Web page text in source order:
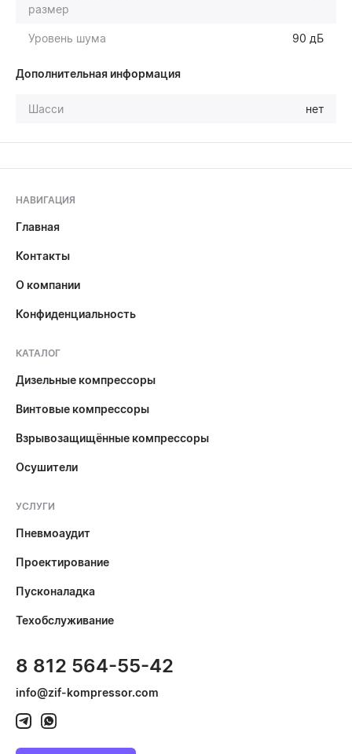
размер
Уровень шума 90 дБ
Дополнительная информация
Шасси нет
НАВИГАЦИЯ
Главная
Контакты
О компании
Конфиденциальность
КАТАЛОГ
Дизельные компрессоры
Винтовые компрессоры
Взрывозащищённые компрессоры
Осушители
УСЛУГИ
Пневмоаудит
Проектирование
Пусконаладка
Техобслуживание
8 812 564-55-42
info@zif-kompressor.com